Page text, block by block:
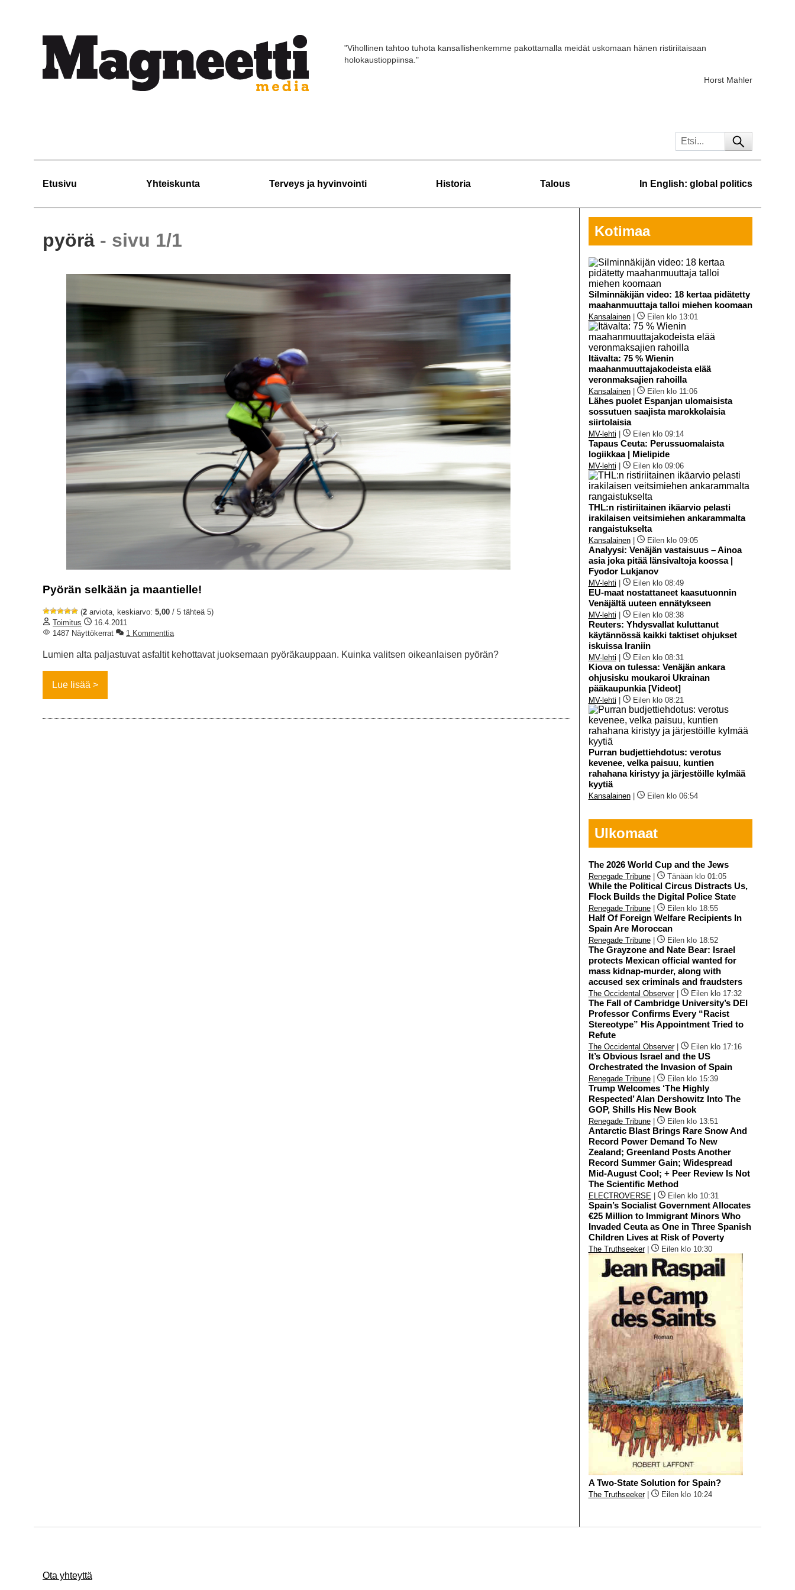
"Vihollinen tahtoo tuhota kansallishenkemme pakottamalla meidät uskomaan hänen ristiriitaisaan
holokaustioppiinsa."
Horst Mahler
Etusivu Yhteiskunta Terveys ja hyvinvointi Historia Talous In English: global politics
pyörä - sivu 1/1
Pyörän selkään ja maantielle!
(2 arviota, keskiarvo: 5,00 / 5 tähteä 5)
Toimitus
16.4.2011
1487 Näyttökerrat
1 Kommenttia
Lumien alta paljastuvat asfaltit kehottavat juoksemaan pyöräkauppaan. Kuinka valitsen oikeanlaisen pyörän?
Lue lisää
Kotimaa
Silminnäkijän video: 18 kertaa pidätetty
maahanmuuttaja talloi miehen koomaan
Kansalainen| Eilen klo 13:01
Itävalta: 75 % Wienin
maahanmuuttajakodeista elää
veronmaksajien rahoilla
Kansalainen| Eilen klo 11:06
Lähes puolet Espanjan ulomaisista
sossutuen saajista marokkolaisia
siirtolaisia
MV-lehti Eilen klo 09:14
Tapaus Ceuta: Perussuomalaista
logiikkaa | Mielipide
MV-lehti Eilen klo 09:06
THL:n ristiriitainen ikäarvio pelasti
irakilaisen veitsimiehen ankarammalta
rangaistukselta
Kansalainen| Eilen klo 09:05
Analyysi: Venäjän vastaisuus – Ainoa
asia joka pitää länsivaltoja koossa |
Fyodor Lukjanov
MV-lehti Eilen klo 08:49
EU-maat nostattaneet kaasutuonnin
Venäjältä uuteen ennätykseen
MV-lehti Eilen klo 08:38
Reuters: Yhdysvallat kuluttanut
käytännössä kaikki taktiset ohjukset
iskuissa Iraniin
MV-lehti Eilen klo 08:31
Kiova on tulessa: Venäjän ankara
ohjusisku moukaroi Ukrainan
pääkaupunkia [Videot]
MV-lehti Eilen klo 08:21
Purran budjettiehdotus: verotus
kevenee, velka paisuu, kuntien
rahahana kiristyy ja järjestöille kylmää
kyytiä
Kansalainen| Eilen klo 06:54
Ulkomaat
The 2026 World Cup and the Jews
Renegade Tribune| Tänään klo 01:05
While the Political Circus Distracts Us,
Flock Builds the Digital Police State
Renegade Tribune| Eilen klo 18:55
Half Of Foreign Welfare Recipients In
Spain Are Moroccan
Renegade Tribune| Eilen klo 18:52
The Grayzone and Nate Bear: Israel
protects Mexican official wanted for
mass kidnap-murder, along with
accused sex criminals and fraudsters
The Occidental Observer| Eilen klo 17:32
The Fall of Cambridge University’s DEI
Professor Confirms Every “Racist
Stereotype” His Appointment Tried to
Refute
The Occidental Observer| Eilen klo 17:16
It’s Obvious Israel and the US
Orchestrated the Invasion of Spain
Renegade Tribune| Eilen klo 15:39
Trump Welcomes ‘The Highly
Respected’ Alan Dershowitz Into The
GOP, Shills His New Book
Renegade Tribune| Eilen klo 13:51
Antarctic Blast Brings Rare Snow And
Record Power Demand To New
Zealand; Greenland Posts Another
Record Summer Gain; Widespread
Mid-August Cool; + Peer Review Is Not
The Scientific Method
ELECTROVERSE Eilen klo 10:31
Spain’s Socialist Government Allocates
€25 Million to Immigrant Minors Who
Invaded Ceuta as One in Three Spanish
Children Lives at Risk of Poverty
The Truthseeker| Eilen klo 10:30
A Two-State Solution for Spain?
The Truthseeker| Eilen klo 10:24
Ota yhteyttä